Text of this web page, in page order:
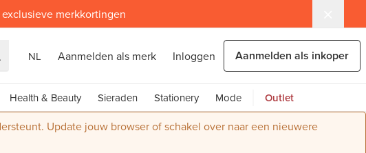
merkkortingen
NL Aanmelden als merk Inloggen Aanmelden als inkoper
Health & Beauty Sieraden Stationery Mode Outlet
Update jouw browser of schakel over naar een nieuwere